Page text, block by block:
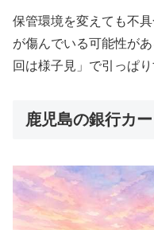
保管環境を変えても不
が傷んでいる可能性が
回は様子見」で引っぱ
鹿児島の銀行カ